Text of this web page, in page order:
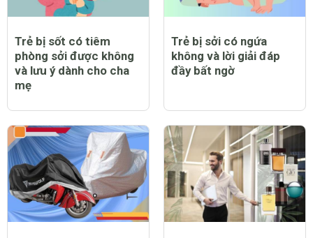
Trẻ bị sốt có tiêm
phòng sởi được không
và lưu ý dành cho cha
mẹ
Trẻ bị sởi có ngứa
không và lời giải đáp
đầy bất ngờ